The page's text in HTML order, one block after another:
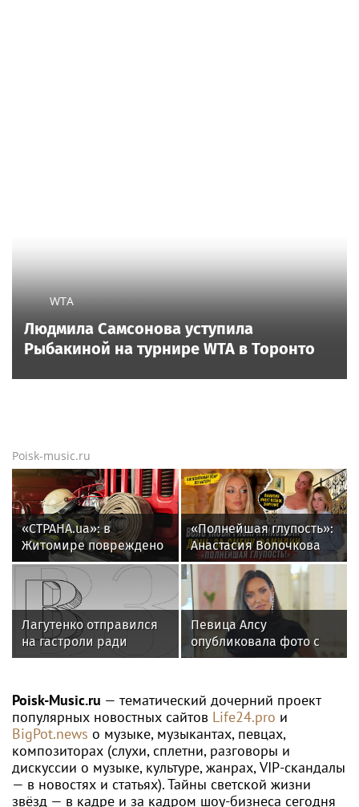
WTA
Людмила Самсонова уступила
Рыбакиной на турнире WTA в Торонто
Poisk-music.ru
«СТРАНА.ua»: в
Житомире повреждено
предприятие
«Кромберг энд
Шуберт»
«Полнейшая глупость»:
Анастасия Волочкова
осудила дочь за отказ
от знаменитой
фамилии
Лагутенко отправился
на гастроли ради
ремонта сгоревшего
Певица Алсу
опубликовала фото с
родителями из
Poisk-Music.ru — тематический дочерний проект
популярных новостных сайтов Life24.pro и
BigPot.news о музыке, музыкантах, певцах,
композиторах (слухи, сплетни, разговоры и
дискуссии о музыке, культуре, жанрах, VIP-скандалы
— в новостях и статьях). Тайны светской жизни
звёзд — в кадре и за кадром шоу-бизнеса сегодня